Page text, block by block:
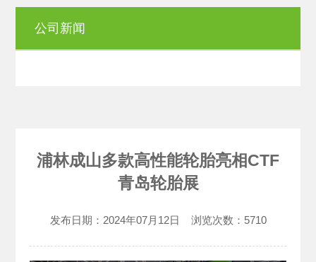
公司新闻
浦林成山多款高性能轮胎亮相CTF
青岛轮胎展
发布日期： 2024年07月12日 浏览次数： 5710